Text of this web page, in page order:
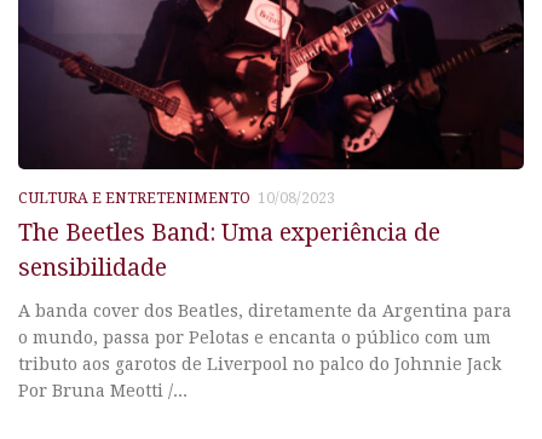
CULTURA E ENTRETENIMENTO 10/08/2023
The Beetles Band: Uma experiência de
sensibilidade
A banda cover dos Beatles, diretamente da Argentina para
o mundo, passa por Pelotas e encanta o público com um
tributo aos garotos de Liverpool no palco do Johnnie Jack
Por Bruna Meotti /...